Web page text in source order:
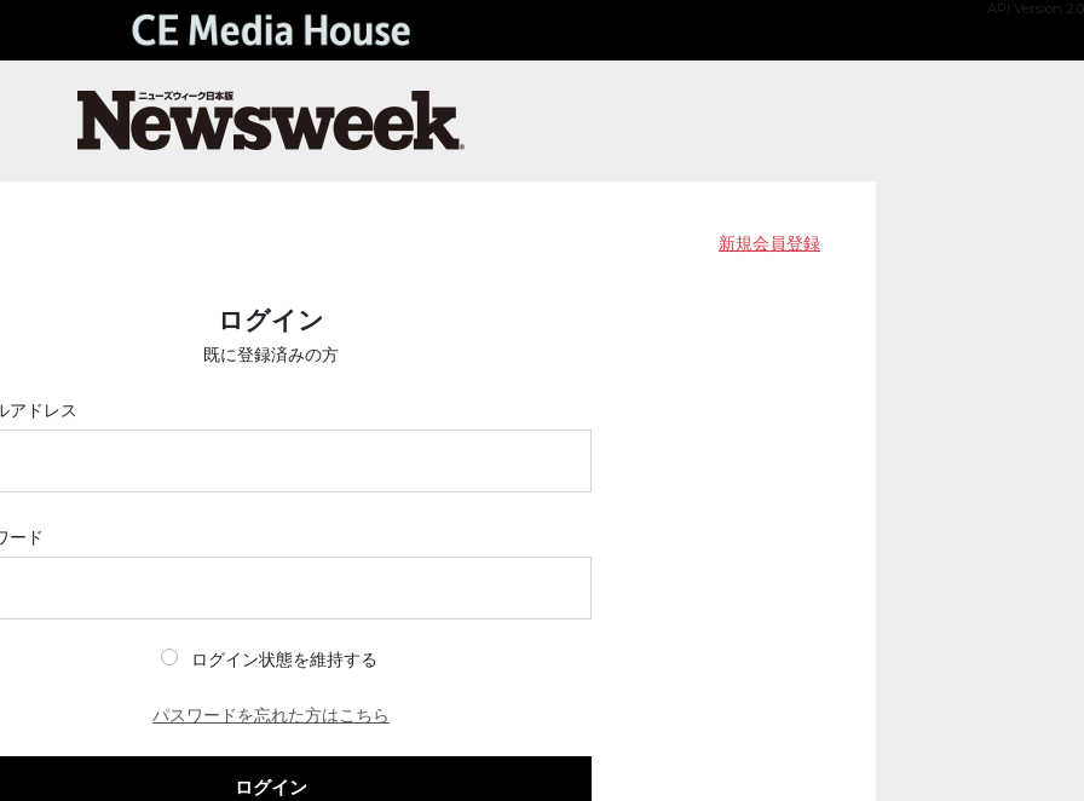
API Version 2.0
新規会員登録
ログイン
既に登録済みの方
アドレス
ード
ログイン状態を維持する
パスワードを忘れた方はこちら
ログイン